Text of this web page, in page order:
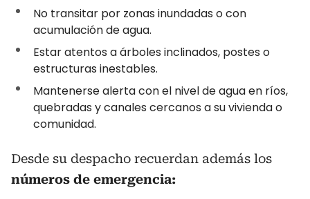
No transitar por zonas inundadas o con
acumulación de agua.
Estar atentos a árboles inclinados, postes o
estructuras inestables.
Mantenerse alerta con el nivel de agua en ríos,
quebradas y canales cercanos a su vivienda o
comunidad.
Desde su despacho recuerdan además los
números de emergencia: